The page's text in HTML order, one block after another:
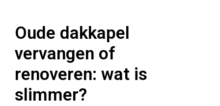
Oude dakkapel
vervangen of
renoveren: wat is
slimmer?